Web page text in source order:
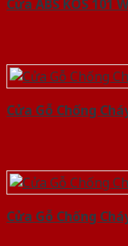
Cửa ABS KOS 101
Cửa Gỗ Chống
Cửa Gỗ Chống